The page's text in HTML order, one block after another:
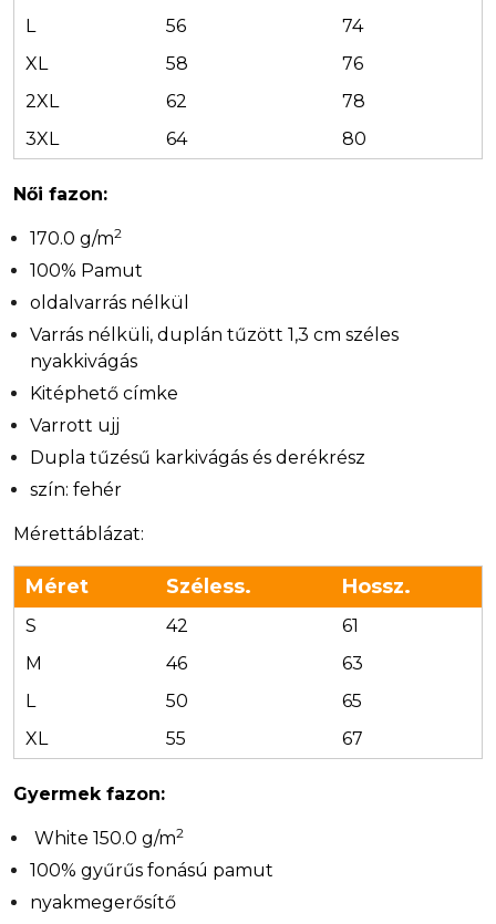
L
56
74
XL
58
76
2XL
62
78
3XL
64 80
Női fazon:
170.0 g/m2
100% Pamut
oldalvarrás nélkül
Varrás nélküli, duplán tűzött 1,3 cm széles
nyakkivágás
Kitéphető címke
Varrott ujj
Dupla tűzésű karkivágás és derékrész
szín: fehér
Mérettáblázat:
Méret Széless. Hossz.
S 42
61
M
46
63
L
50
65
XL
55 67
Gyermek fazon:
White 150.0 g/m2
100% gyűrűs fonású pamut
nyakmegerősítő